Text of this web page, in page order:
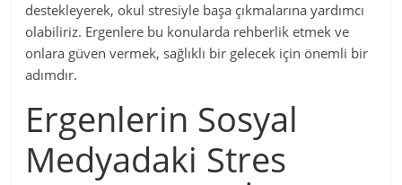
destekleyerek, okul stresiyle başa çıkmalarına yardımcı
olabiliriz. Ergenlere bu konularda rehberlik etmek ve
onlara güven vermek, sağlıklı bir gelecek için önemli bir
adımdır.
Ergenlerin Sosyal
Medyadaki Stres